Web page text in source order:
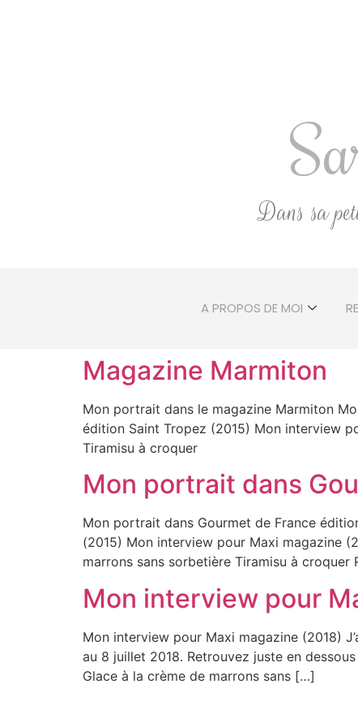
Dans sa
A PROPOS DE MOI
Magazine Marmiton
Mon portrait dans le magazine Marmiton
édition Saint Tropez (2015) Mon interview
Tiramisu à croquer
Mon portrait dans
Mon portrait dans Gourmet de France
(2015) Mon interview pour Maxi magazine
marrons sans sorbetière Tiramisu à
Mon interview pour
Mon interview pour Maxi magazine (2018)
au 8 juillet 2018. Retrouvez juste en
Glace à la crème de marrons sans […]